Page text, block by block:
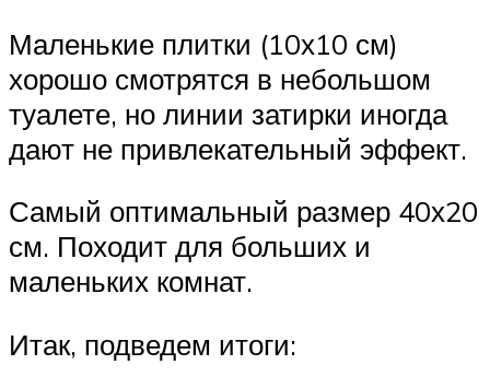
Маленькие плитки (10х10 см)
хорошо смотрятся в небольшом
туалете, но линии затирки иногда
дают не привлекательный эффект.
Самый оптимальный размер 40х20
см. Походит для больших и
маленьких комнат.
Итак, подведем итоги: